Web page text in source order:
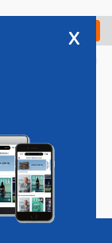
Check in
Vacatures
x